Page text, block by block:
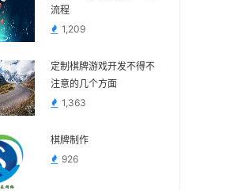
流程
1,209
定制棋牌游戏开发不得不
注意的几个方面
1,363
棋牌制作
926